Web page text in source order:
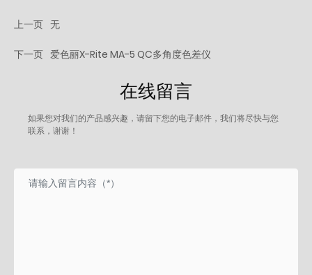
上一页 无
下一页 爱色丽X-Rite MA-5 QC多角度色差仪
在线留言
如果您对我们的产品感兴趣，请留下您的电子邮件，我们将尽快与您
联系，谢谢！